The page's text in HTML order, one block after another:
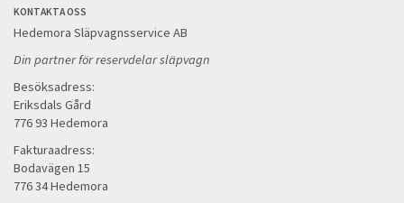
KONTAKTA OSS
Hedemora Släpvagnsservice AB
Din partner för reservdelar släpvagn
Besöksadress:
Eriksdals Gård
776 93 Hedemora
Fakturaadress:
Bodavägen 15
776 34 Hedemora